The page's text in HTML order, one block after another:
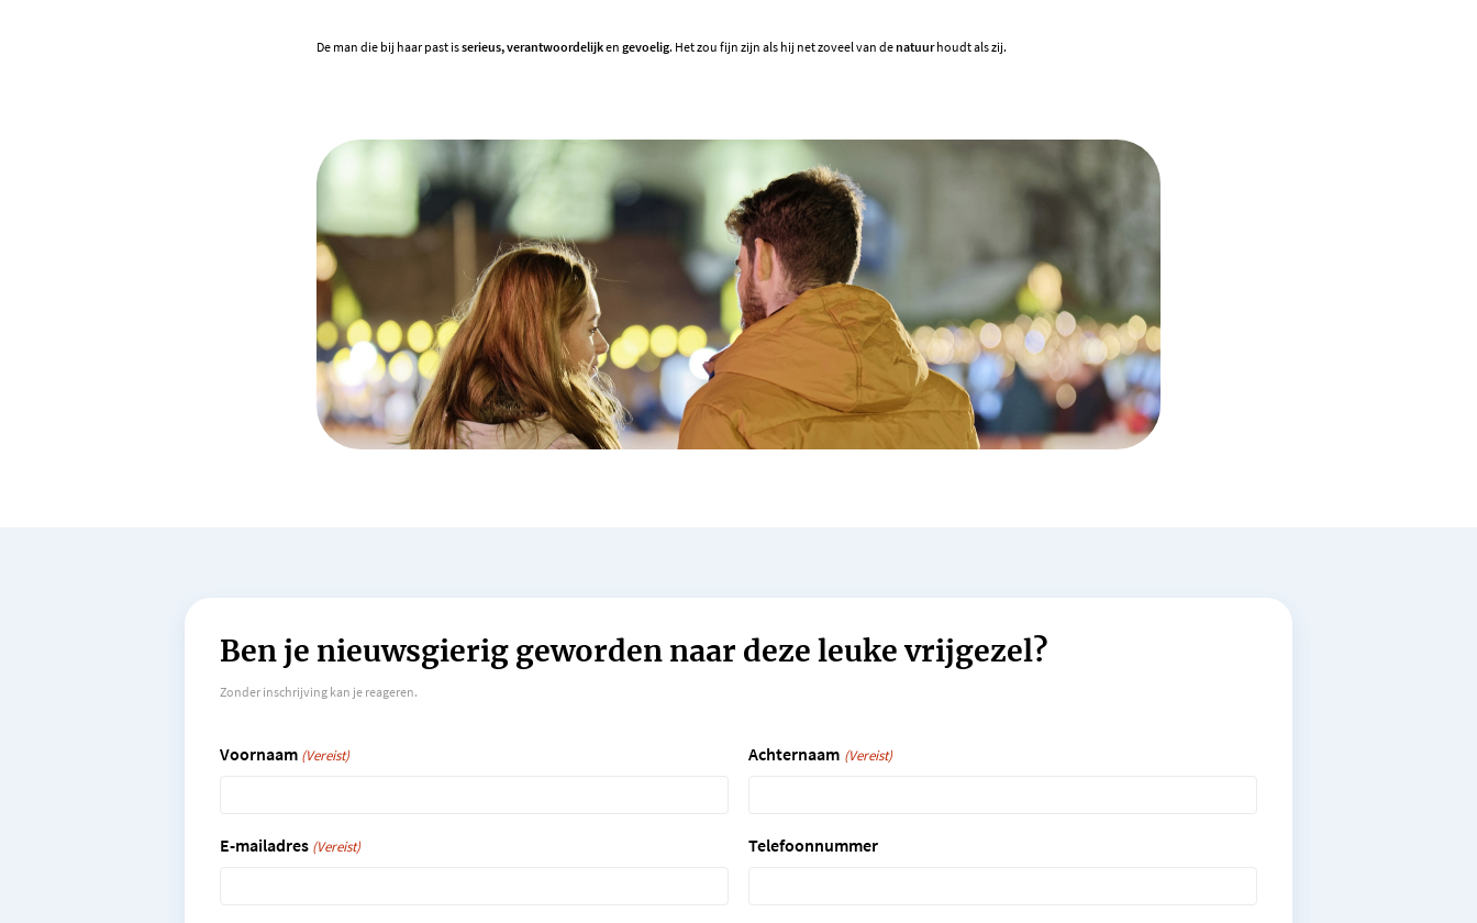
De man die bij haar past isserieus, verantwoordelijken gevoelig. Het zou fijn zijn als hij net zoveel van denatuurhoudt als zij.
Ben je nieuwsgierig geworden naar deze leuke vrijgezel?
Zonder inschrijving kan je reageren.
Voornaam (Vereist) Achternaam (Vereist)
E-mailadres (Vereist) Telefoonnummer